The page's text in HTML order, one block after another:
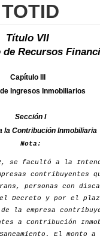
TOTID
Título VII
de Recursos
Capítulo III
Ingresos Inmobiliarios
Sección I
la Contribución Inmobiliaria
Nota:
se facultó a la
contribuyentes
personas con
Decreto y por el
la empresa
a Contribución
El monto